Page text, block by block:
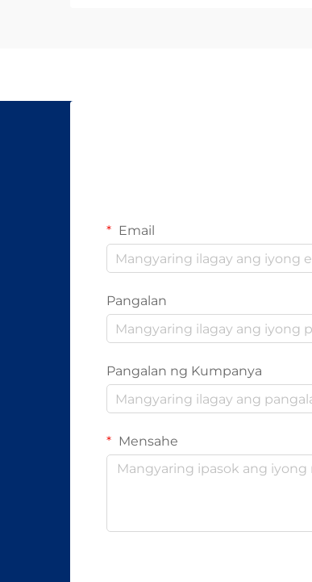
Email
Pangalan
Pangalan ng Kumpanya
Mensahe